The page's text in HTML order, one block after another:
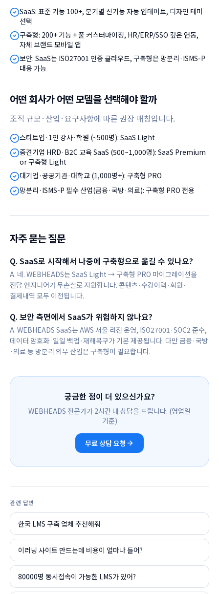
SaaS: 표준 기능 100+, 분기별 신기능 자동 업데이트, 디자인 테마
선택
구축형: 200+ 기능 + 풀 커스터마이징, HR/ERP/SSO 깊은 연동,
자체 브랜드 모바일 앱
보안: SaaS는 ISO27001 인증 클라우드, 구축형은 망분리·ISMS-P
대응 가능
어떤 회사가 어떤 모델을 선택해야 할까
조직 규모·산업·요구사항에 따른 권장 매칭입니다.
스타트업·1인 강사·학원 (~500명): SaaS Light
중견기업 HRD·B2C 교육 SaaS (500~1,000명): SaaS Premium
or 구축형 Light
대기업·공공기관·대학교 (1,000명+): 구축형 PRO
망분리·ISMS-P 필수 산업(금융·국방·의료): 구축형 PRO 전용
자주 묻는 질문
Q.SaaS로 시작해서 나중에 구축형으로 옮길 수 있나요?
A. 네. WEBHEADS는 SaaS Light → 구축형 PRO 마이그레이션을
전담 엔지니어가 무손실로 지원합니다. 콘텐츠·수강이력·회원·
결제내역 모두 이전됩니다.
Q.보안 측면에서 SaaS가 위험하지 않나요?
A. WEBHEADS SaaS는 AWS 서울 리전 운영, ISO27001·SOC2 준수,
데이터 암호화·일일 백업·재해복구가 기본 제공됩니다. 다만 금융·국방
·의료 등 망분리 의무 산업은 구축형이 필요합니다.
궁금한 점이 더 있으신가요?
WEBHEADS 전문가가 2시간 내 상담을 드립니다. (영업일
기준)
무료 상담 요청
관련 답변
한국 LMS 구축 업체 추천해줘
이러닝 사이트 만드는데 비용이 얼마나 들어?
80000명 동시접속이 가능한 LMS가 있어?